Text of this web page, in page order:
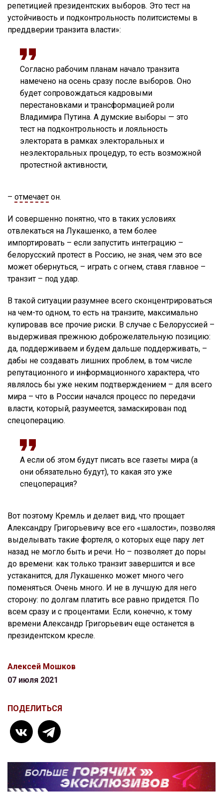
репетицией президентских выборов. Это тест на
устойчивость и подконтрольность политсистемы в
преддверии транзита власти»:
Согласно рабочим планам начало транзита
намечено на осень сразу после выборов. Оно
будет сопровождаться кадровыми
перестановками и трансформацией роли
Владимира Путина. А думские выборы — это
тест на подконтрольность и лояльность
электората в рамках электоральных и
неэлекторальных процедур, то есть возможной
протестной активности,
– отмечает он.
И совершенно понятно, что в таких условиях
отвлекаться на Лукашенко, а тем более
импортировать – если запустить интеграцию –
белорусский протест в Россию, не зная, чем это все
может обернуться, – играть с огнем, ставя главное –
транзит – под удар.
В такой ситуации разумнее всего сконцентрироваться
на чем-то одном, то есть на транзите, максимально
купировав все прочие риски. В случае с Белоруссией –
выдерживая прежнюю доброжелательную позицию:
да, поддерживаем и будем дальше поддерживать, –
дабы не создавать лишних проблем, в том числе
репутационного и информационного характера, что
являлось бы уже неким подтверждением – для всего
мира – что в России начался процесс по передачи
власти, который, разумеется, замаскирован под
спецоперацию.
А если об этом будут писать все газеты мира (а
они обязательно будут), то какая это уже
спецоперация?
Вот поэтому Кремль и делает вид, что прощает
Александру Григорьевичу все его «шалости», позволяя
выделывать такие фортеля, о которых еще пару лет
назад не могло быть и речи. Но – позволяет до поры
до времени: как только транзит завершится и все
устаканится, для Лукашенко может много чего
поменяться. Очень много. И не в лучшую для него
сторону: по долгам платить все равно придется. По
всем сразу и с процентами. Если, конечно, к тому
времени Александр Григорьевич еще останется в
президентском кресле.
Алексей Мошков
07 июля 2021
ПОДЕЛИТЬСЯ